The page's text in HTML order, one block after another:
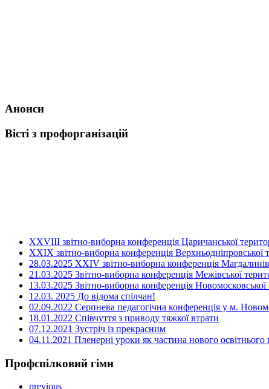
Анонси
Вісті з профорганізацій
ХХVIII звітно-виборна конференція Царичанської
XXIX звітно-виборна конференція Верхньодніпровської
28.03.2025 ХХІV звітно-виборна конференція
21.03.2025 Звітно-виборна конференція Межівської
13.03.2025 Звітно-виборна конференція Новомосковської
12.03. 2025 До відома спілчан!
02.09.2022 Серпнева педагогічна конференція у м.
18.01.2022 Співчуття з приводу тяжкої втрати
07.12.2021 Зустріч із прекрасним
04.11.2021 Пленерні уроки як частина нового
Профспілковий гімн
previous